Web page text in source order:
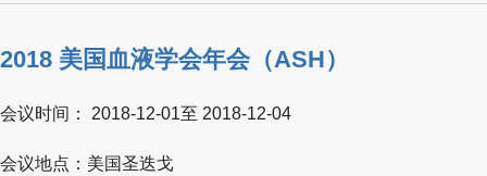
2018 美国血液学会年会（ASH）
会议时间： 2018-12-01至 2018-12-04
会议地点：美国圣迭戈